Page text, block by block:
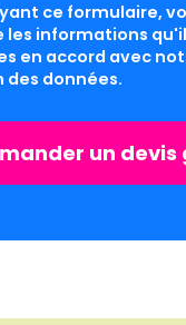
ce formulaire,
les informations
en accord avec
données.